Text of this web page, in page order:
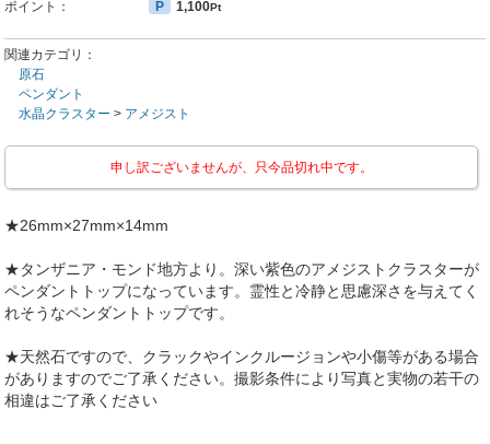
ポイント：
P 1,100Pt
関連カテゴリ：
原石
ペンダント
水晶クラスター > アメジスト
申し訳ございませんが、只今品切れ中です。
★26mm×27mm×14mm
★タンザニア・モンド地方より。深い紫色のアメジストクラスターが
ペンダントトップになっています。霊性と冷静と思慮深さを与えてく
れそうなペンダントトップです。
★天然石ですので、クラックやインクルージョンや小傷等がある場合
がありますのでご了承ください。撮影条件により写真と実物の若干の
相違はご了承ください